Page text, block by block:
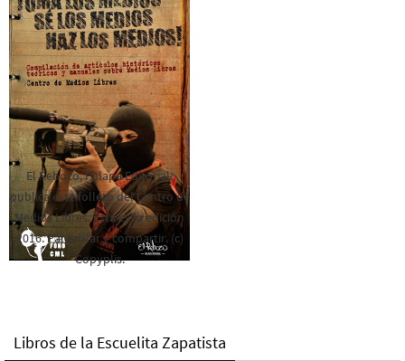
El Rebozo, Palapa Editorial,
publica este folleto del Centro de
Medios Libres. Esta es la edición
2016. Para rolar y compartir. (c)
Copyplis.
Libros de la Escuelita Zapatista